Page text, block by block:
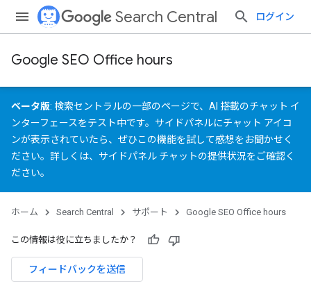
Search Central ログイン
Google SEO Office hours
ベータ版: 検索セントラルの一部のページで、AI 搭載のチャット イ
ンターフェースをテスト中です。サイドパネルにチャット アイコ
ンが表示されていたら、ぜひこの機能を試して感想をお聞かせく
ださい。詳しくは、 サイドパネル チャットの提供状況をご確認く
ださい。
ホーム Search Central サポート Google SEO Office hours
この情報は役に立ちましたか？
フィードバックを送信